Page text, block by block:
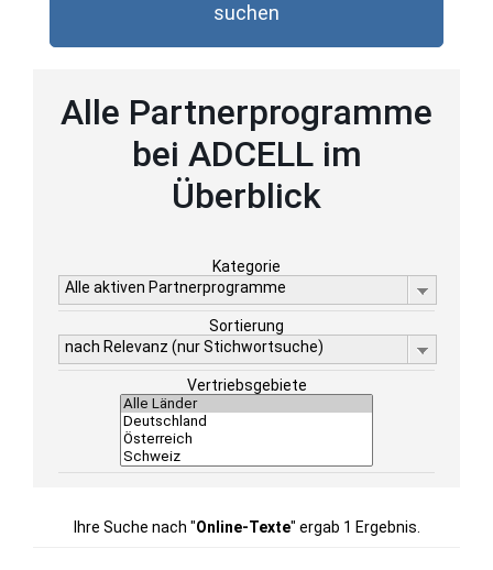
suchen
Alle Partnerprogramme
bei ADCELL im
Überblick
Kategorie
Alle aktiven Partnerprogramme
Sortierung
nach Relevanz (nur Stichwortsuche)
Vertriebsgebiete
Ihre Suche nach "Online-Texte" ergab 1 Ergebnis.